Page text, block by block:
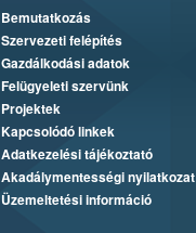
Bemutatkozás
Szervezeti felépítés
Gazdálkodási adatok
Felügyeleti szervünk
Projektek
Kapcsolódó linkek
Adatkezelési tájékoztató
Akadálymentességi nyilatkozat
Üzemeltetési információ